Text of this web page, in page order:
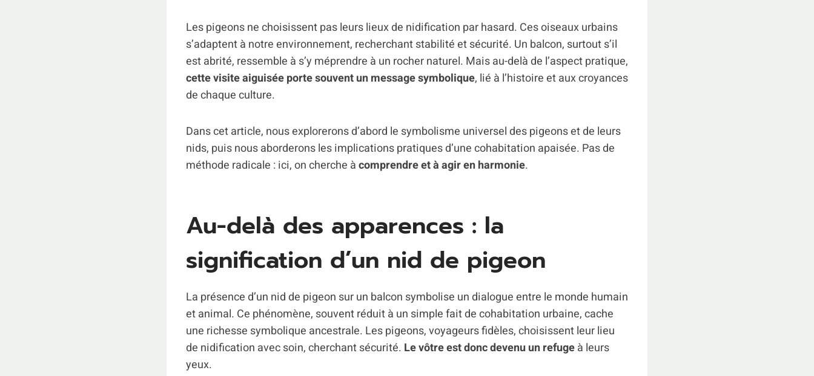
Les pigeons ne choisissent pas leurs lieux de nidification par hasard. Ces oiseaux urbains
s’adaptent à notre environnement, recherchant stabilité et sécurité. Un balcon, surtout s’il
est abrité, ressemble à s’y méprendre à un rocher naturel. Mais au-delà de l’aspect pratique,
cette visite aiguisée porte souvent un message symbolique, lié à l’histoire et aux croyances
de chaque culture.
Dans cet article, nous explorerons d’abord le symbolisme universel des pigeons et de leurs
nids, puis nous aborderons les implications pratiques d’une cohabitation apaisée. Pas de
méthode radicale : ici, on cherche àcomprendre et à agir en harmonie.
Au-delà des apparences : la
signification d’un nid de pigeon
La présence d’un nid de pigeon sur un balcon symbolise un dialogue entre le monde humain
et animal. Ce phénomène, souvent réduit à un simple fait de cohabitation urbaine, cache
une richesse symbolique ancestrale. Les pigeons, voyageurs fidèles, choisissent leur lieu
de nidification avec soin, cherchant sécurité. Le vôtre est donc devenu un refugeà leurs
yeux.